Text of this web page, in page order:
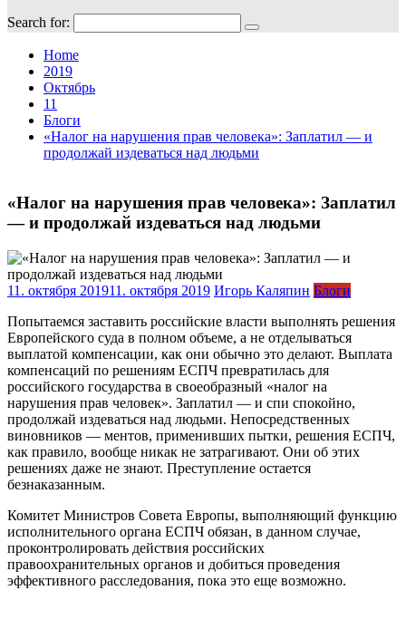
Search for:
Home
2019
Октябрь
11
Блоги
«Налог на нарушения прав человека»: Заплатил — и
продолжай издеваться над людьми
«Налог на нарушения прав человека»: Заплатил
— и продолжай издеваться над людьми
11. октября 201911. октября 2019 Игорь Каляпин Блоги
Попытаемся заставить российские власти выполнять решения
Европейского суда в полном объеме, а не отделываться
выплатой компенсации, как они обычно это делают. Выплата
компенсаций по решениям ЕСПЧ превратилась для
российского государства в своеобразный «налог на
нарушения прав человек». Заплатил — и спи спокойно,
продолжай издеваться над людьми. Непосредственных
виновников — ментов, применивших пытки, решения ЕСПЧ,
как правило, вообще никак не затрагивают. Они об этих
решениях даже не знают. Преступление остается
безнаказанным.
Комитет Министров Совета Европы, выполняющий функцию
исполнительного органа ЕСПЧ обязан, в данном случае,
проконтролировать действия российских
правоохранительных органов и добиться проведения
эффективного расследования, пока это еще возможно.